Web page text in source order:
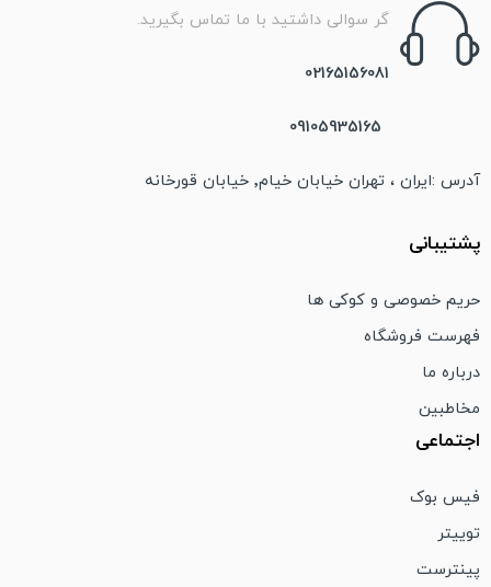
گر سوالی داشتید با ما تماس بگیرید.
02165156081
آدرس :ایران ، تهران خیابان خیام٬ خیابان قورخانه
پشتیبانی
حریم خصوصی و کوکی ها
فهرست فروشگاه
درباره ما
مخاطبین
اجتماعی
فیس بوک
توییتر
پینترست